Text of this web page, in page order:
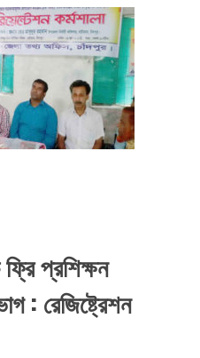
প্রশিক্ষন
: রেজিষ্ট্রেশন